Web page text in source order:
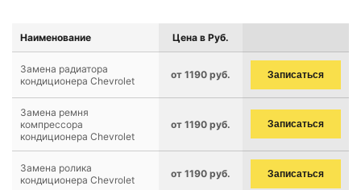
Наименование Цена в Руб.
Замена радиатора
кондиционера Chevrolet
от 1190 руб. Записаться
Замена ремня
компрессора
кондиционера Chevrolet
от 1190 руб. Записаться
Замена ролика
кондиционера Chevrolet
от 1190 руб. Записаться